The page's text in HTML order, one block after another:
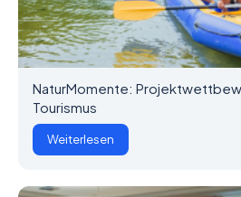
NaturMomente:
Tourismus
Weiterlesen